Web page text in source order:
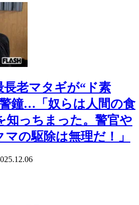
長老マタギが“ド素
鐘…「奴らは人間の食
知っちまった。警官や
の駆除は無理だ！」